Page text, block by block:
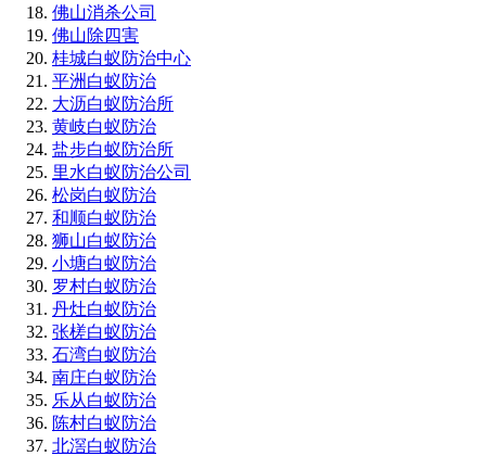
佛山消杀公司
佛山除四害
桂城白蚁防治中心
平洲白蚁防治
大沥白蚁防治所
黄岐白蚁防治
盐步白蚁防治所
里水白蚁防治公司
松岗白蚁防治
和顺白蚁防治
狮山白蚁防治
小塘白蚁防治
罗村白蚁防治
丹灶白蚁防治
张槎白蚁防治
石湾白蚁防治
南庄白蚁防治
乐从白蚁防治
陈村白蚁防治
北滘白蚁防治